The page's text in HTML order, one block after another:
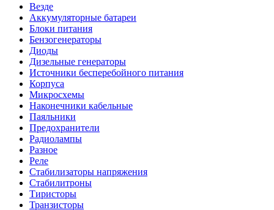
Везде
Аккумуляторные батареи
Блоки питания
Бензогенераторы
Диоды
Дизельные генераторы
Источники бесперебойного питания
Корпуса
Микросхемы
Наконечники кабельные
Паяльники
Предохранители
Радиолампы
Разное
Реле
Стабилизаторы напряжения
Стабилитроны
Тиристоры
Транзисторы